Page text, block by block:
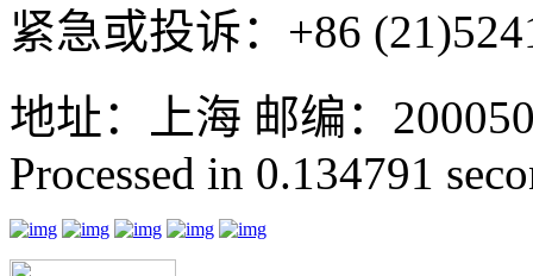
紧急或投诉：+86
地址：上海 邮编：
Processed in 0.134791